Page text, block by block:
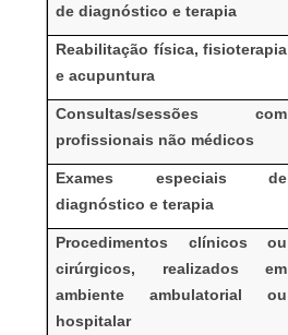
de diagnóstico e terapia
Reabilitação física, fisioterapia
e acupuntura
Consultas/sessões com
profissionais não médicos
Exames especiais de
diagnóstico e terapia
Procedimentos clínicos ou
cirúrgicos, realizados em
ambiente ambulatorial ou
hospitalar